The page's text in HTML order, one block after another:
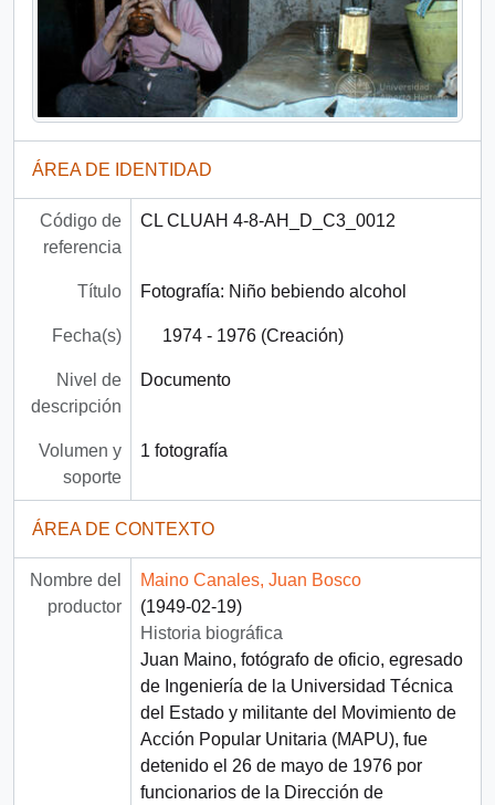
ÁREA DE IDENTIDAD
Código de
referencia
CL CLUAH 4-8-AH_D_C3_0012
Título Fotografía: Niño bebiendo alcohol
Fecha(s) 1974 - 1976 (Creación)
Nivel de
descripción
Documento
Volumen y
soporte
1 fotografía
ÁREA DE CONTEXTO
Nombre del
productor
Maino Canales, Juan Bosco
(1949-02-19)
Historia biográfica
Juan Maino, fotógrafo de oficio, egresado
de Ingeniería de la Universidad Técnica
del Estado y militante del Movimiento de
Acción Popular Unitaria (MAPU), fue
detenido el 26 de mayo de 1976 por
funcionarios de la Dirección de